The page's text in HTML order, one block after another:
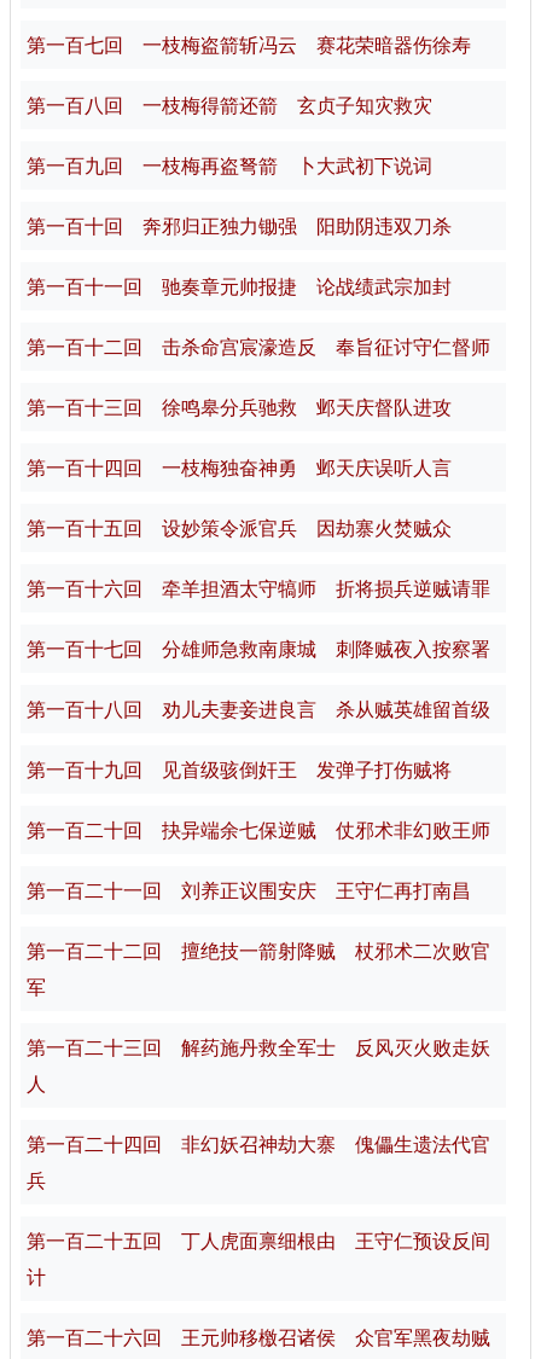
第一百七回 一枝梅盗箭斩冯云 赛花荣暗器伤徐寿
第一百八回 一枝梅得箭还箭 玄贞子知灾救灾
第一百九回 一枝梅再盗弩箭 卜大武初下说词
第一百十回 奔邪归正独力锄强 阳助阴违双刀杀
第一百十一回 驰奏章元帅报捷 论战绩武宗加封
第一百十二回 击杀命宫宸濠造反 奉旨征讨守仁督师
第一百十三回 徐鸣皋分兵驰救 邺天庆督队进攻
第一百十四回 一枝梅独奋神勇 邺天庆误听人言
第一百十五回 设妙策令派官兵 因劫寨火焚贼众
第一百十六回 牵羊担酒太守犒师 折将损兵逆贼请罪
第一百十七回 分雄师急救南康城 刺降贼夜入按察署
第一百十八回 劝儿夫妻妾进良言 杀从贼英雄留首级
第一百十九回 见首级骇倒奸王 发弹子打伤贼将
第一百二十回 抉异端余七保逆贼 仗邪术非幻败王师
第一百二十一回 刘养正议围安庆 王守仁再打南昌
第一百二十二回 擅绝技一箭射降贼 杖邪术二次败官
军
第一百二十三回 解药施丹救全军士 反风灭火败走妖
人
第一百二十四回 非幻妖召神劫大寨 傀儡生遗法代官
兵
第一百二十五回 丁人虎面禀细根由 王守仁预设反间
计
第一百二十六回 王元帅移檄召诸侯 众官军黑夜劫贼